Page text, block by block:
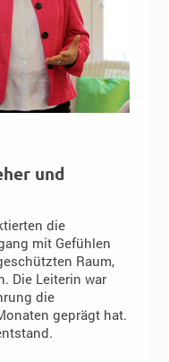
und
die
mit Gefühlen
Raum,
Die Leiterin war
die
geprägt hat.